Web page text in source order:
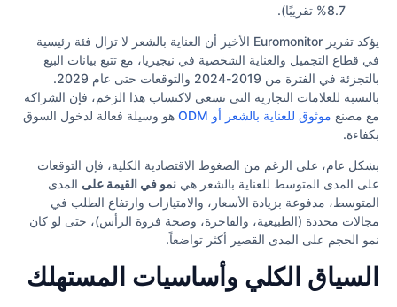
8.7% تقريبًا).
يؤكد تقرير Euromonitor الأخير أن العناية بالشعر لا تزال فئة رئيسية
في قطاع التجميل والعناية الشخصية في نيجيريا، مع تتبع بيانات البيع
بالتجزئة في الفترة من 2019-2024 والتوقعات حتى عام 2029.
بالنسبة للعلامات التجارية التي تسعى لاكتساب هذا الزخم، فإن الشراكة
مع مصنع موثوق للعناية بالشعر أو ODM
هو وسيلة فعالة لدخول السوق
بكفاءة.
بشكل عام، على الرغم من الضغوط الاقتصادية الكلية، فإن التوقعات
على المدى المتوسط للعناية بالشعر هي نمو في القيمة على المدى
المتوسط، مدفوعة بزيادة الأسعار، والامتيازات وارتفاع الطلب في
مجالات محددة (الطبيعية، والفاخرة، وصحة فروة الرأس)، حتى لو كان
نمو الحجم على المدى القصير أكثر تواضعاً.
السياق الكلي وأساسيات المستهلك